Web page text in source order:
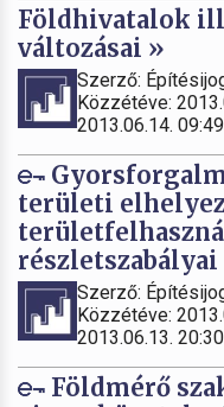
Földhivatalok
változásai »
Szerző:
Közzétéve:
2013.06.14. 09:49
területi
részletszabályai
Szerző:
Közzétéve:
2013.06.13. 20:30
Földmérő